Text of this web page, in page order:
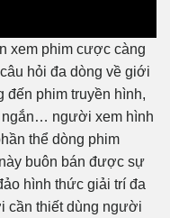
xem phim cược càng
hỏi đa dòng về giới
đến phim truyền hình,
ngắn… người xem hình
thể dòng phim
buôn bán được sự
hình thức giải trí đa
cần thiết dùng người